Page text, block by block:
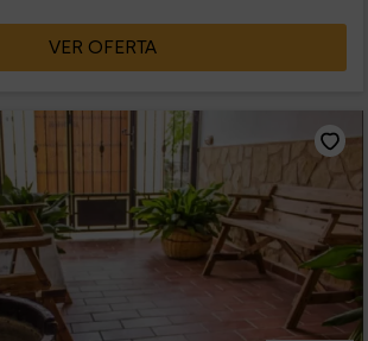
VER OFERTA